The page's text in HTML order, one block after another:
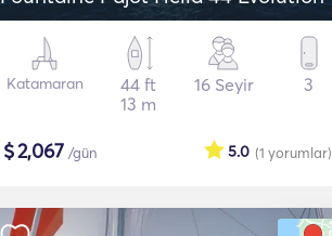
Katamaran
44 ft
13 m
16 Seyir 3
$2,067 /gün (1 yorumlar)
5.0